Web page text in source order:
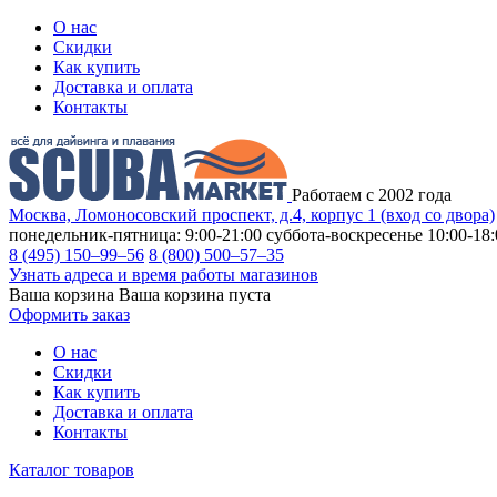
О нас
Скидки
Как купить
Доставка и оплата
Контакты
Работаем с 2002 года
Москва, Ломоносовский проспект, д.4, корпус 1 (вход со двора)
понедельник-пятница: 9:00-21:00 суббота-воскресенье 10:00-
8 (495) 150–99–56 8 (800) 500–57–35
Узнать адреса и время работы магазинов
Ваша корзина Ваша корзина пуста
Оформить заказ
О нас
Скидки
Как купить
Доставка и оплата
Контакты
Каталог товаров